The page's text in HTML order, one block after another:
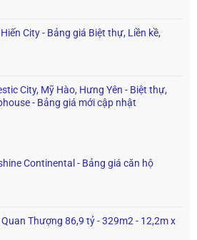
City - Bảng giá Biệt thự, Liền kề,
City, Mỹ Hào, Hưng Yên - Biệt thự,
- Bảng giá mới cập nhật
Continental - Bảng giá căn hộ
Thượng 86,9 tỷ - 329m2 - 12,2m x